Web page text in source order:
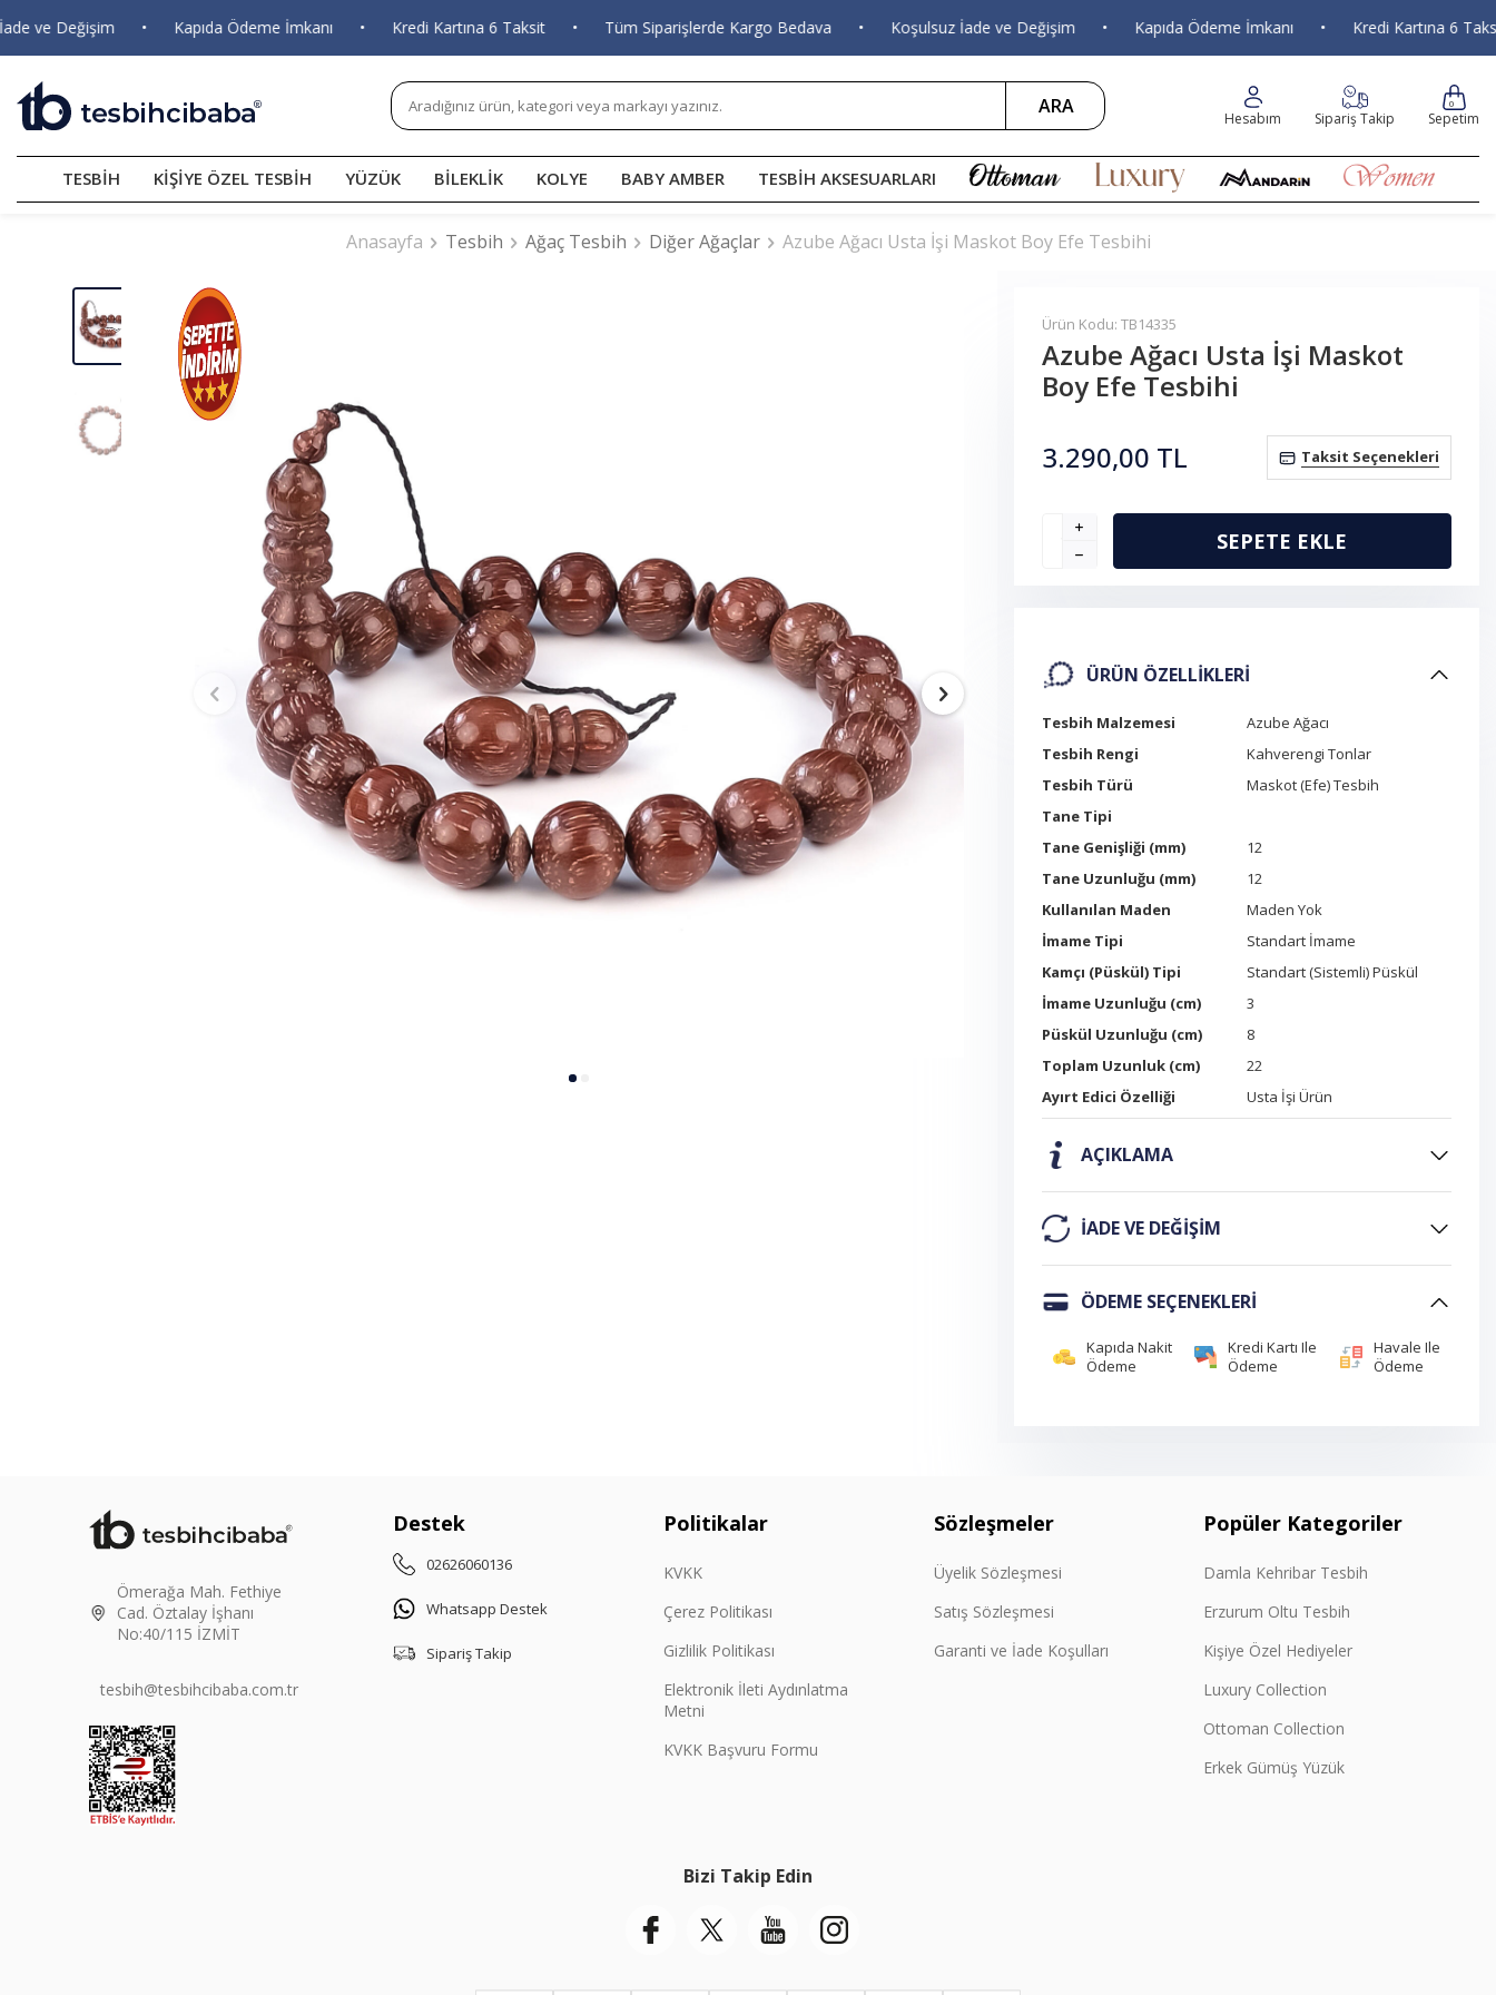
Değişim • Kapıda Ödeme İmkanı • Kredi Kartına 6 Taksit • Tüm Siparişlerde Kargo Bedava • Koşulsuz İade ve Değişim • Kapıda Ödeme İmkanı • Kredi Kartına 6 Taksit
ARA
Hesabım Sipariş Takip
0
Sepetim
TESBİH KİŞİYE ÖZEL TESBİH YÜZÜK BİLEKLİK KOLYE BABY AMBER TESBİH AKSESUARLARI
Anasayfa Tesbih Ağaç Tesbih Diğer Ağaçlar Azube Ağacı Usta İşi Maskot Boy Efe Tesbihi
Ürün Kodu: TB14335
Azube Ağacı Usta İşi Maskot
Boy Efe Tesbihi
3.290,00 TL Taksit Seçenekleri
SEPETE EKLE
ÜRÜN ÖZELLIKLERI
Tesbih Malzemesi
Azube Ağacı
Tesbih Rengi
Kahverengi Tonlar
Tesbih Türü
Maskot (Efe) Tesbih
Tane Tipi
Tane Genişliği (mm)
12
Tane Uzunluğu (mm)
12
Kullanılan Maden
Maden Yok
İmame Tipi
Standart İmame
Kamçı (Püskül) Tipi
Standart (Sistemli) Püskül
İmame Uzunluğu (cm)
3
Püskül Uzunluğu (cm)
8
Toplam Uzunluk (cm)
22
Ayırt Edici Özelliği
Usta İşi Ürün
AÇIKLAMA
IADE VE DEĞIŞIM
ÖDEME SEÇENEKLERI
Kapıda Nakit
Ödeme
Kredi Kartı Ile
Ödeme
Havale Ile
Ödeme
Ömerağa Mah. Fethiye
Cad. Öztalay İşhanı
No:40/115 İZMİT
tesbih@tesbihcibaba.com.tr
Destek
02626060136
Whatsapp Destek
Sipariş Takip
Politikalar
KVKK
Çerez Politikası
Gizlilik Politikası
Elektronik İleti Aydınlatma
Metni
KVKK Başvuru Formu
Sözleşmeler
Üyelik Sözleşmesi
Satış Sözleşmesi
Garanti ve İade Koşulları
Popüler Kategoriler
Damla Kehribar Tesbih
Erzurum Oltu Tesbih
Kişiye Özel Hediyeler
Luxury Collection
Ottoman Collection
Erkek Gümüş Yüzük
Bizi Takip Edin